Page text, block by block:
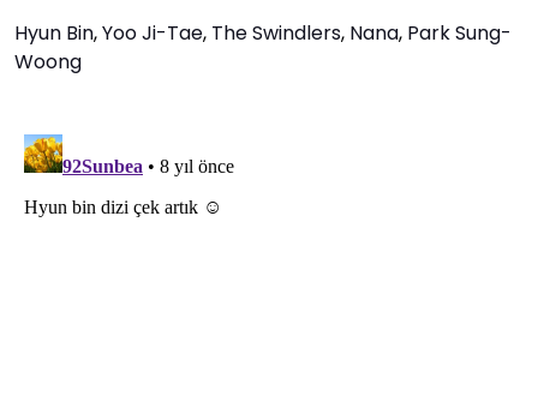
Hyun Bin,Yoo Ji-Tae, The Swindlers, Nana, Park Sung-
Woong